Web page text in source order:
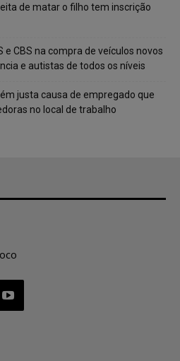
de matar o filho tem inscrição
e CBS na compra de veículos novos
e autistas de todos os níveis
justa causa de empregado que
no local de trabalho